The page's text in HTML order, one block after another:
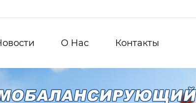
О Hас Контакты